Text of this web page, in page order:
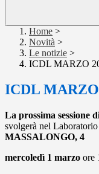
Home >
Novità >
Le notizie >
ICDL MARZO
ICDL MARZO
La prossima sessione
svolgerà nel
MASSALONGO, 4
mercoledì 1 marzo ore